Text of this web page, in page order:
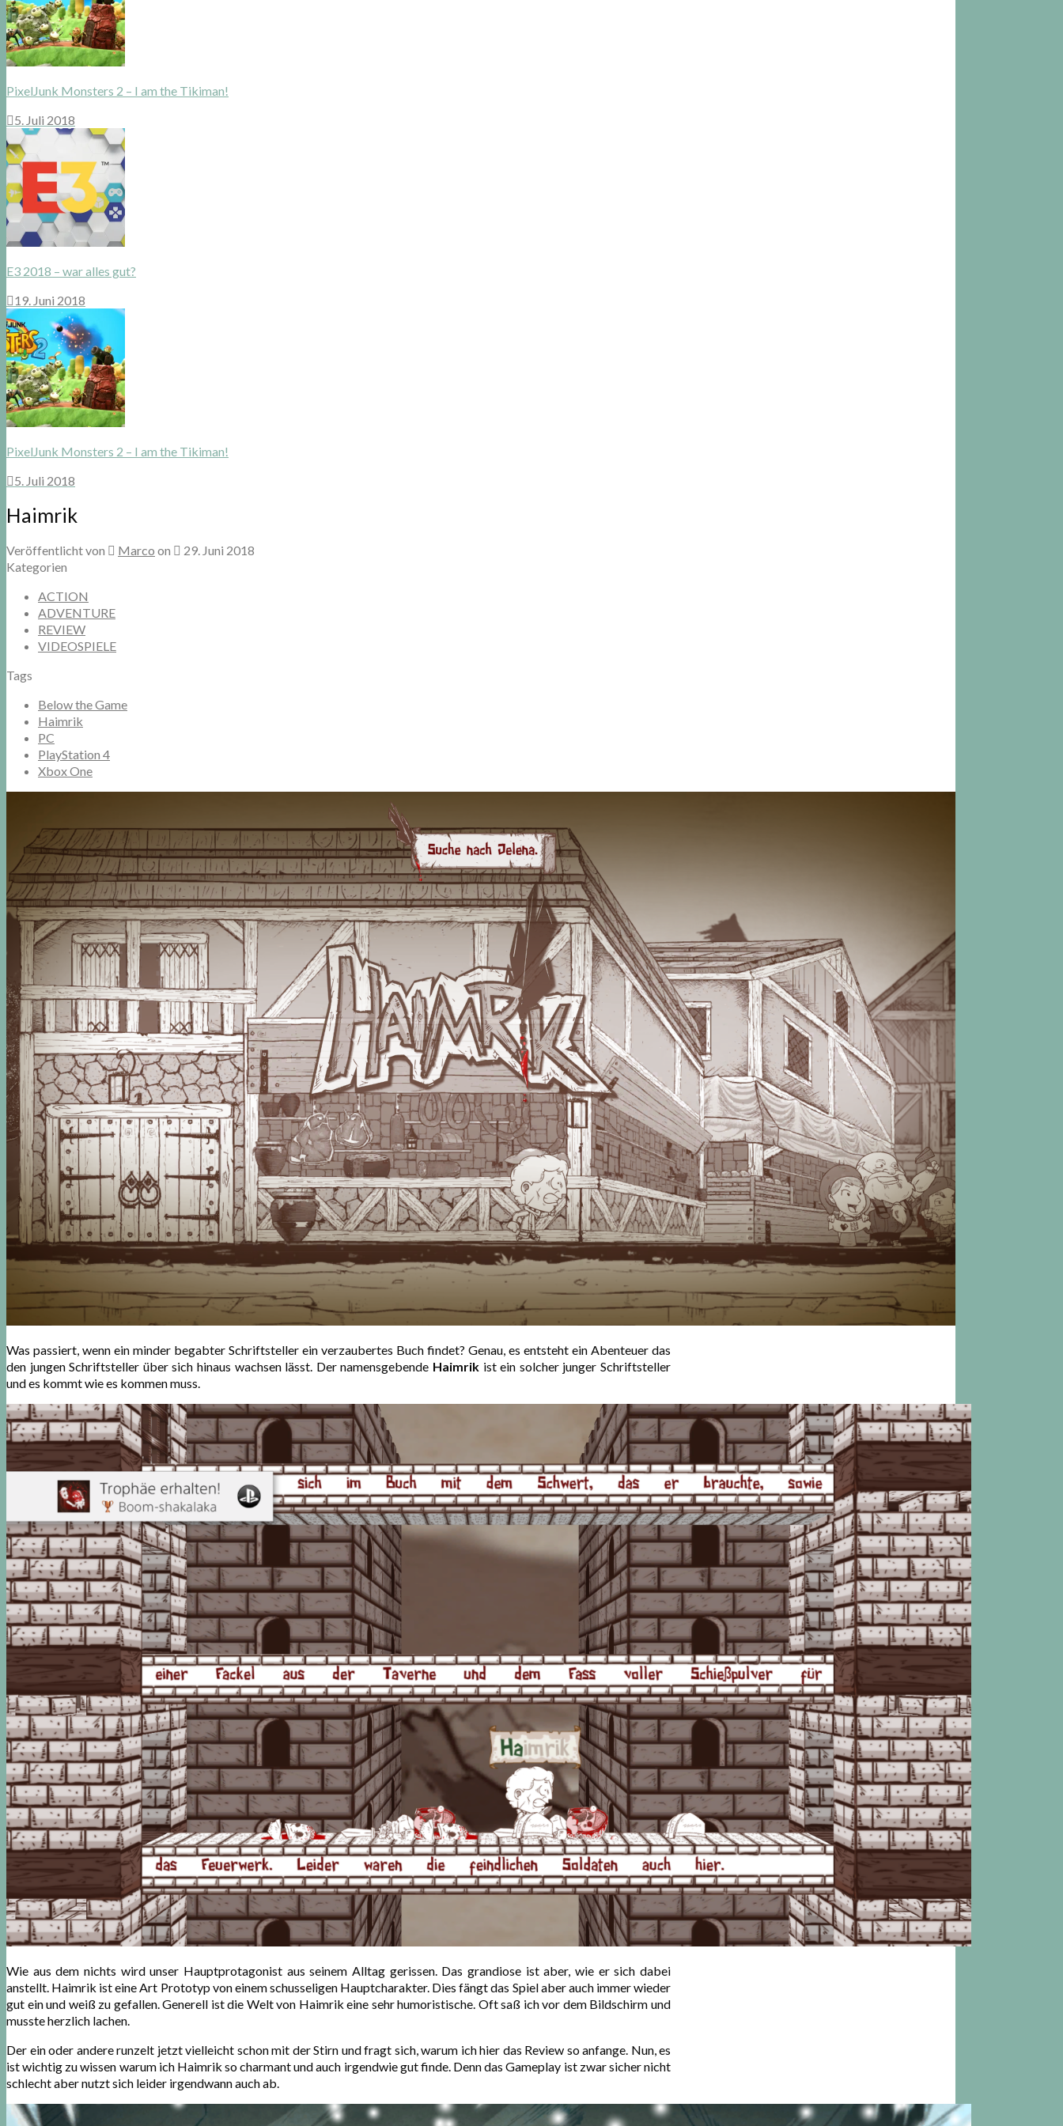
PixelJunk Monsters 2 – I am the Tikiman!
5. Juli 2018
E3 2018 – war alles gut?
19. Juni 2018
PixelJunk Monsters 2 – I am the Tikiman!
5. Juli 2018
Haimrik
Veröffentlicht von Marco on
29. Juni 2018
Kategorien
ACTION
ADVENTURE
REVIEW
VIDEOSPIELE
Tags
Below the Game
Haimrik
PC
PlayStation 4
Xbox One
Was passiert, wenn ein minder begabter Schriftsteller ein verzaubertes Buch findet? Genau, es entsteht ein Abenteuer das
den jungen Schriftsteller über sich hinaus wachsen lässt. Der namensgebende Haimrik ist ein solcher junger Schriftsteller
und es kommt wie es kommen muss.
Wie aus dem nichts wird unser Hauptprotagonist aus seinem Alltag gerissen. Das grandiose ist aber, wie er sich dabei
anstellt. Haimrik ist eine Art Prototyp von einem schusseligen Hauptcharakter. Dies fängt das Spiel aber auch immer wieder
gut ein und weiß zu gefallen. Generell ist die Welt von Haimrik eine sehr humoristische. Oft saß ich vor dem Bildschirm und
musste herzlich lachen.
Der ein oder andere runzelt jetzt vielleicht schon mit der Stirn und fragt sich, warum ich hier das Review so anfange. Nun, es
ist wichtig zu wissen warum ich Haimrik so charmant und auch irgendwie gut finde. Denn das Gameplay ist zwar sicher nicht
schlecht aber nutzt sich leider irgendwann auch ab.